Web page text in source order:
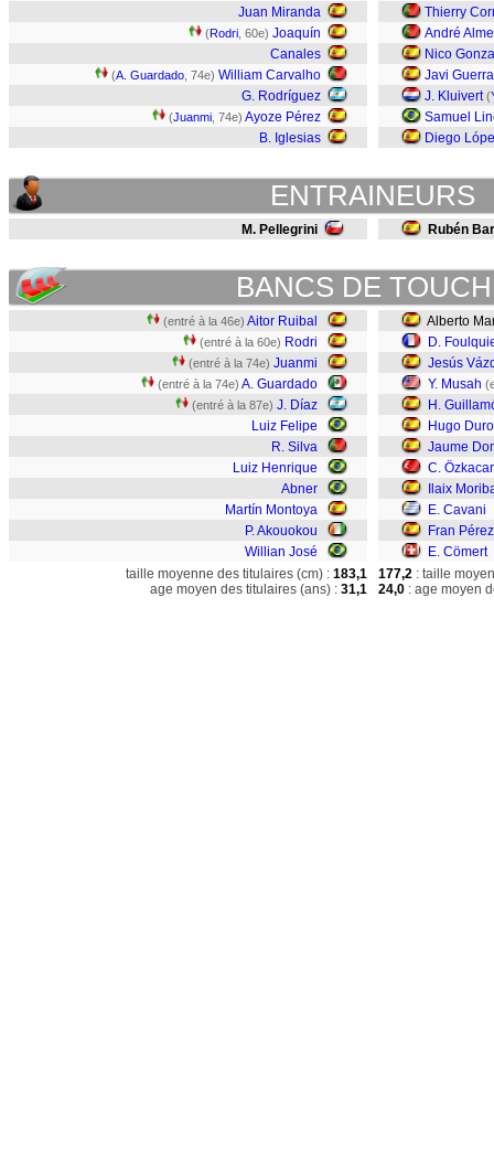
Juan Miranda
(Rodri , 60e) Joaquín
Canales
(A. Guardado , 74e) William Carvalho
G. Rodríguez
(Juanmi , 74e) Ayoze Pérez
B. Iglesias
Thierry
André
Nico
Javi Guerra
J. Kluivert (
Samuel
Diego
ENTRAINEURS
M. Pellegrini Rubén
BANCS DE
(entré à la 46e) Aitor Ruibal
(entré à la 60e) Rodri
(entré à la 74e) Juanmi
(entré à la 74e) A. Guardado
(entré à la 87e) J. Díaz
Luiz Felipe
R. Silva
Luiz Henrique
Abner
Martín Montoya
P. Akouokou
Willian José
Alberto
D.
Jesús
Y. Musah
H.
Hugo Duro
Jaume
C. Özkacar
Ilaix
E. Cavani
Fran Pérez
E. Cömert
taille moyenne des titulaires (cm) : 183,1
age moyen des titulaires (ans) : 31,1
177,2 : taille
24,0 : age moyen